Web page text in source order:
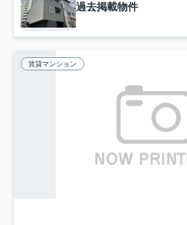
過去掲載物件
賃貸マンション